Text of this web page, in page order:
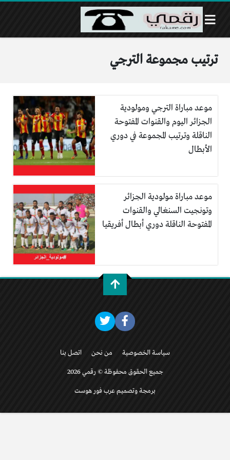
ترتيب مجموعة الترجي
موعد مباراة الترجي ومولودية
الجزائر اليوم والقنوات المفتوحة
الناقلة وترتيب المجموعة في دوري
الأبطال
موعد مباراة مولودية الجزائر
وتونجيت السنغالي والقنوات
المفتوحة الناقلة دوري أبطال أفريقيا
سياسة الخصوصية من نحن اتصل بنا
جميع الحقوق محفوظة © رقمي 2026
برمجة وتصميم عرب فور هوست